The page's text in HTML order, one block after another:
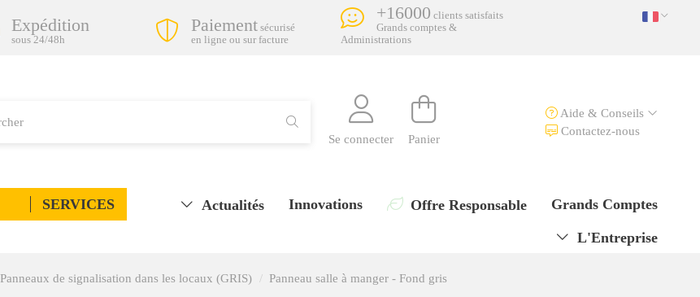
Expédition
sous 24/48h
Paiement sécurisé
en ligne ou sur facture
+16000 clients satisfaits
Grands comptes &
Administrations
Se connecter Panier
Aide & Conseils
Contactez-nous
SERVICES Grands Comptes
Offre Responsable
Innovations
Actualités
L'Entreprise
Panneaux de signalisation dans les locaux (GRIS) Panneau salle à manger - Fond gris